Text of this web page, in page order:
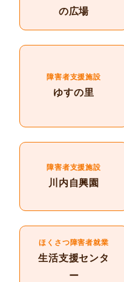
の広場
障害者支援施設
ゆすの里
障害者支援施設
川内自興園
ほくさつ障害者就業
生活支援センタ
ー